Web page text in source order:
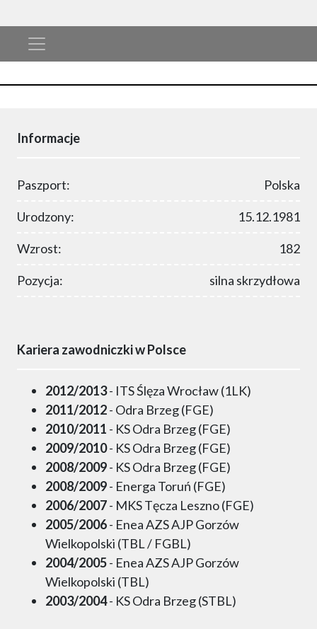
Informacje
Paszport: Polska
Urodzony: 15.12.1981
Wzrost: 182
Pozycja: silna skrzydłowa
Kariera zawodniczki w Polsce
2012/2013- ITS Ślęza Wrocław (1LK)
2011/2012- Odra Brzeg (FGE)
2010/2011 - KS Odra Brzeg (FGE)
2009/2010- KS Odra Brzeg (FGE)
2008/2009- KS Odra Brzeg (FGE)
2008/2009- Energa Toruń (FGE)
2006/2007- MKS Tęcza Leszno (FGE)
2005/2006- Enea AZS AJP Gorzów
Wielkopolski (TBL / FGBL)
2004/2005- Enea AZS AJP Gorzów
Wielkopolski (TBL)
2003/2004- KS Odra Brzeg (STBL)